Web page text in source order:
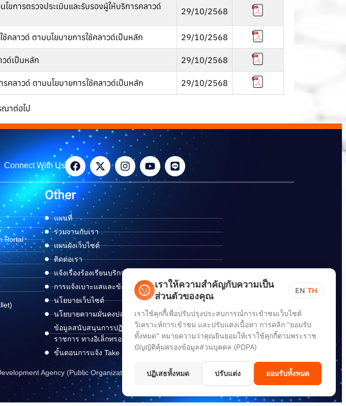
การตรวจประเมินและรับรองผู้ให้บริการคลาวด์
29/10/2568
คลาวด์ ตามนโยบายการใช้คลาวด์เป็นหลัก 29/10/2568
วด์เป็นหลัก 29/10/2568
คลาวด์ ตามนโยบายการใช้คลาวด์เป็นหลัก 29/10/2568
ณาต่อไป
Connect With Us
Portal
Other
แผนที่
ร่วมงานกับเรา
แผนผังเว็บไซต์
ติดต่อเรา
แจ้งเรื่องร้องเรียนบริการ
การแจ้งเบาะแสและข้อร้องเรียนการทุจริต
นโยบายเว็บไซต์
นโยบายความมั่นคงปลอดภัยสารสนเทศทางไซเบอร์
ข้อมูลสนับสนุนการปฏิบัติตาม พ.ร.บ. การปฏิบัติ
ราชการ ทางอิเล็กทรอนิกส์ พ.ศ. 2565
ขั้นตอนการแจ้ง Take Down Notice
Agency (Public Organization) (DGA)
เราให้ความสำคัญกับความเป็น
ส่วนตัวของคุณ
EN TH
เราใช้คุกกี้เพื่อปรับปรุงประสบการณ์การเข้าชมเว็บไซต์
วิเคราะห์การเข้าชม และปรับแต่งเนื้อหา การคลิก "ยอมรับ
ทั้งหมด" หมายความว่าคุณยินยอมให้เราใช้คุกกี้ตามพระราช
บัญญัติคุ้มครองข้อมูลส่วนบุคคล (PDPA)
ปฏิเสธทั้งหมด ปรับแต่ง ยอมรับทั้งหมด